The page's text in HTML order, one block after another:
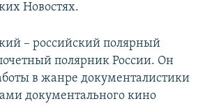
Новостях.
– российский полярный
полярник России. Он
в жанре документалистики
документального кино